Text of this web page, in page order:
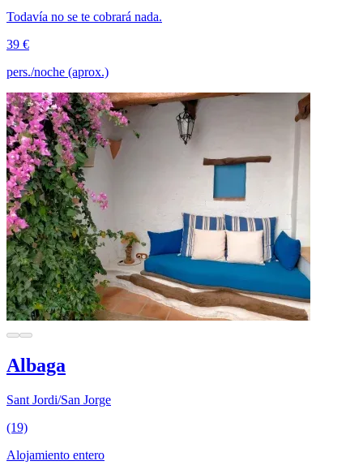
Todavía no se te cobrará nada.
39 €
pers./noche (aprox.)
Albaga
Sant Jordi/San Jorge
(19)
Alojamiento entero